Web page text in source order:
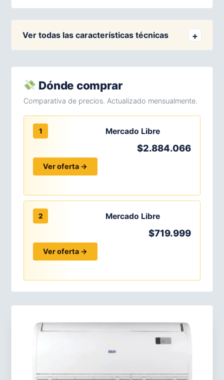
Ver todas las características técnicas
Dónde comprar
Comparativa de precios. Actualizado mensualmente.
1 Mercado Libre
$2.884.066
Ver oferta →
2 Mercado Libre
$719.999
Ver oferta →